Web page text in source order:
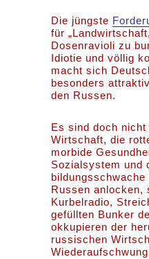
Die jüngste
für
Dosenravioli zu
Idiotie und völlig
macht sich
besonders
den Russen.
Es sind doch
Wirtschaft, die
morbide
Sozialsystem und
Russen anlocken,
Kurbelradio,
gefüllten Bunker
okkupieren der
russischen